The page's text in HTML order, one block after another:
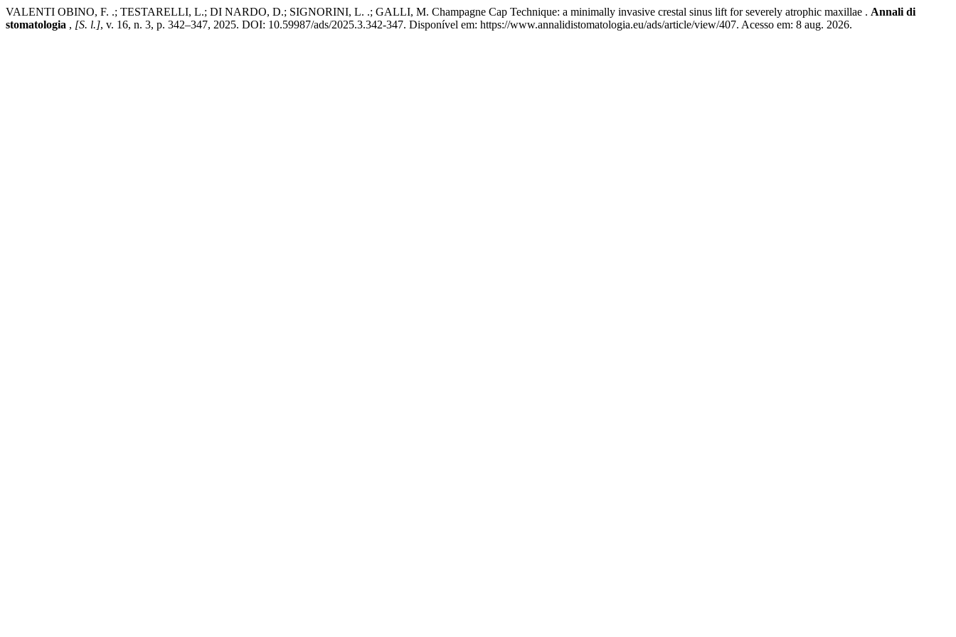
VALENTI OBINO, F. .; TESTARELLI, L.; DI NARDO, D.; SIGNORINI, L. .; GALLI, M. Champagne Cap Technique: a minimally invasive crestal sinus lift for severely atrophic maxillae . Annali di
stomatologia , [S. l.], v. 16, n. 3, p. 342–347, 2025. DOI: 10.59987/ads/2025.3.342-347. Disponível em: https://www.annalidistomatologia.eu/ads/article/view/407. Acesso em: 8 aug. 2026.